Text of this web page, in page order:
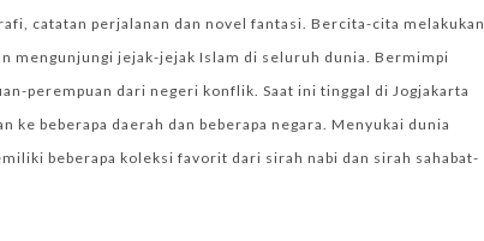
catatan perjalanan dan novel fantasi. Bercita-cita melakukan
mengunjungi jejak-jejak Islam di seluruh dunia. Bermimpi
perempuan dari negeri konflik. Saat ini tinggal di Jogjakarta
ke beberapa daerah dan beberapa negara. Menyukai dunia
beberapa koleksi favorit dari sirah nabi dan sirah sahabat-